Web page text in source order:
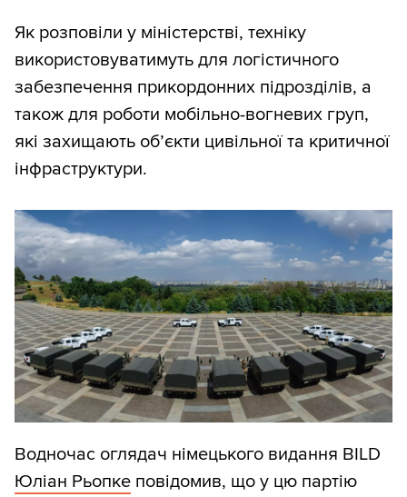
Як розповіли у міністерстві, техніку
використовуватимуть для логістичного
забезпечення прикордонних підрозділів, а
також для роботи мобільно-вогневих груп,
які захищають об’єкти цивільної та критичної
інфраструктури.
Водночас оглядач німецького видання BILD
Юліан Рьопке повідомив, що у цю партію